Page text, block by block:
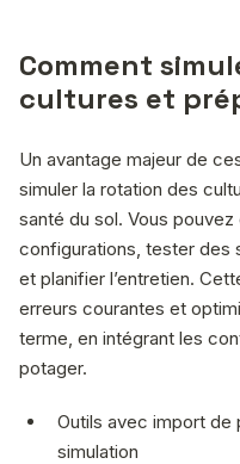
Comment
cultures et
Un avantage majeur de
simuler la rotation des
santé du sol. Vous
configurations, tester des
et planifier l’entretien.
erreurs courantes et
terme, en intégrant les
potager.
Outils avec import
simulation